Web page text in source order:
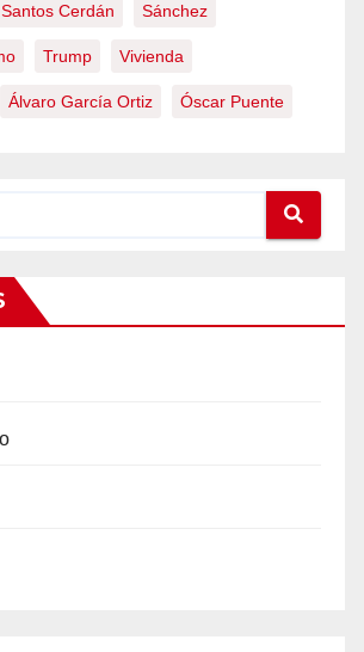
Santos Cerdán Sánchez
Trump Vivienda
Álvaro García Ortiz Óscar Puente